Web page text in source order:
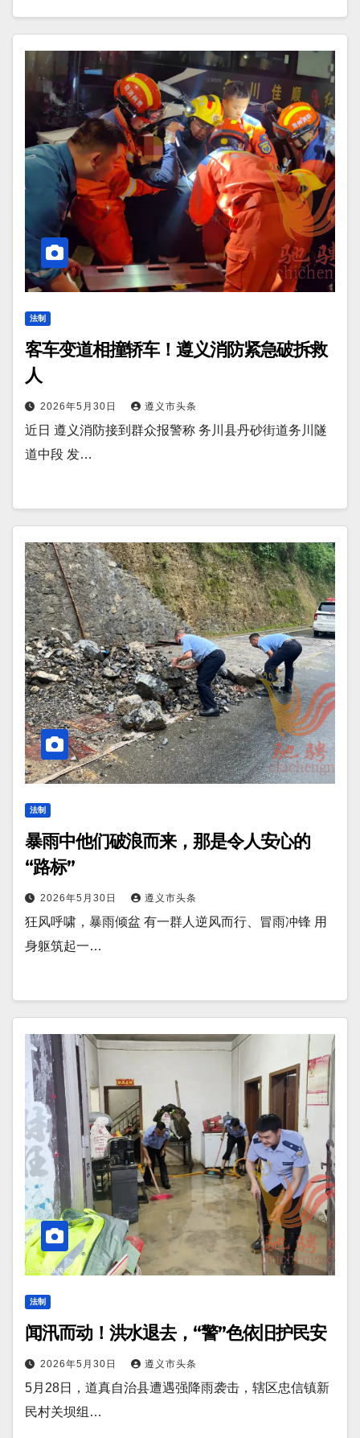
法制
客车变道相撞轿车！遵义消防紧急破拆救
人
2026年5月30日 遵义市头条
近日 遵义消防接到群众报警称 务川县丹砂街道务川隧
道中段 发…
法制
暴雨中他们破浪而来，那是令人安心的
“路标”
2026年5月30日 遵义市头条
狂风呼啸，暴雨倾盆 有一群人逆风而行、冒雨冲锋 用
身躯筑起一…
法制
闻汛而动！洪水退去，“警”色依旧护民安
2026年5月30日 遵义市头条
5月28日，道真自治县遭遇强降雨袭击，辖区忠信镇新
民村关坝组…